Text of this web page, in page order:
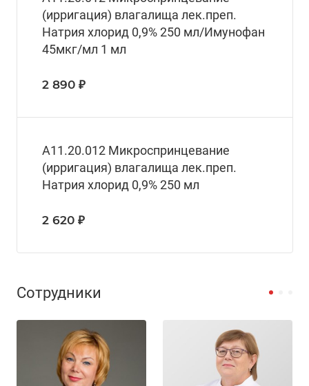
(ирригация) влагалища лек.преп.
Натрия хлорид 0,9% 250 мл/Имунофан
45мкг/мл 1 мл
2 890 ₽
A11.20.012 Микроспринцевание
(ирригация) влагалища лек.преп.
Натрия хлорид 0,9% 250 мл
2 620 ₽
Сотрудники